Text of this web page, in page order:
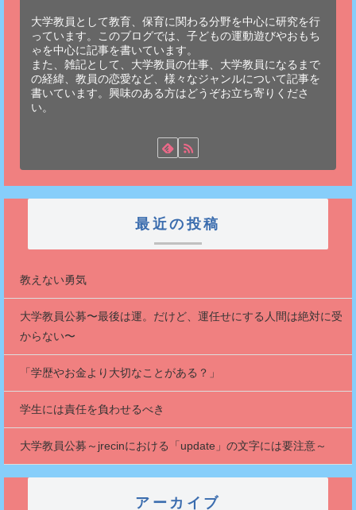
大学教員として教育、保育に関わる分野を中心に研究を行
っています。このブログでは、子どもの運動遊びやおもち
ゃを中心に記事を書いています。
また、雑記として、大学教員の仕事、大学教員になるまで
の経緯、教員の恋愛など、様々なジャンルについて記事を
書いています。興味のある方はどうぞお立ち寄りくださ
い。
最近の投稿
教えない勇気
大学教員公募〜最後は運。だけど、運任せにする人間は絶対に受
からない〜
「学歴やお金より大切なことがある？」
学生には責任を負わせるべき
大学教員公募～jrecinにおける「update」の文字には要注意～
アーカイブ